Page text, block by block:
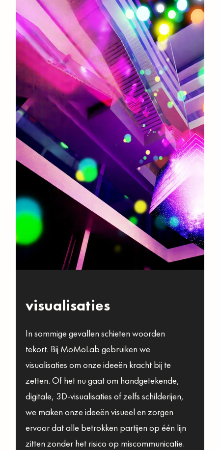
visualisaties
In sommige gevallen schieten woorden
tekort. Bij MoMoLab gebruiken we
visualisaties om onze ideeën kracht bij te
zetten. Of het nu gaat om handgetekende,
digitale, 3D-visualisaties of zelfs schilderijen,
we maken onze ideeën visueel en zorgen
ervoor dat alle betrokken partijen op één lijn
zitten zonder het risico op miscommunicatie.